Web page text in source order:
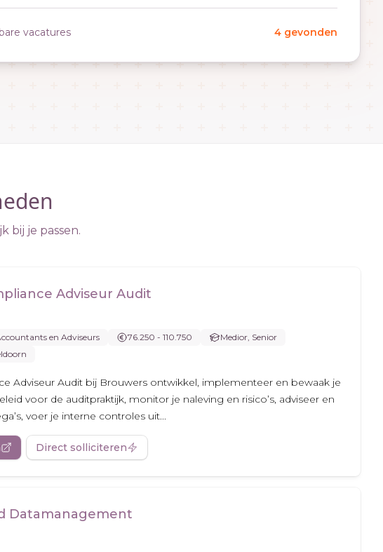
vacatures 4 gevonden
bij je passen.
Adviseur Audit
en Adviseurs 76.250 - 110.750
Medior, Senior
Adviseur Audit bij Brouwers ontwikkel, implementeer en bewaak je
voor de auditpraktijk, monitor je naleving en risico’s, adviseer en
voer je interne controles uit...
Direct solliciteren
Datamanagement